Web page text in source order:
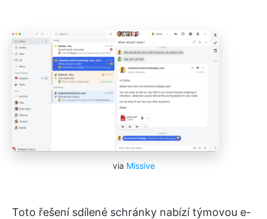
via Missive
Toto řešení sdílené schránky nabízí týmovou e-